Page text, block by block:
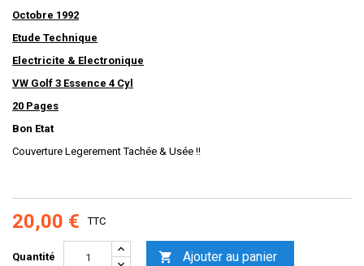
Octobre 1992
Etude Technique
Electricite & Electronique
VW Golf 3 Essence 4 Cyl
20 Pages
Bon Etat
Couverture Legerement Tachée & Usée !!
20,00 € TTC
Quantité  Ajouter au panier